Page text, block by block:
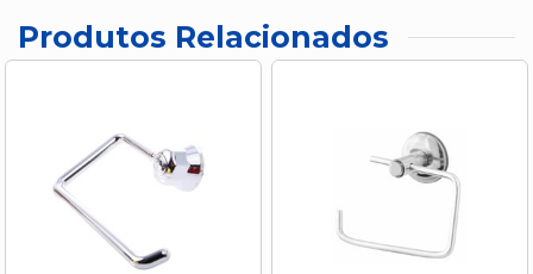
Produtos Relacionados